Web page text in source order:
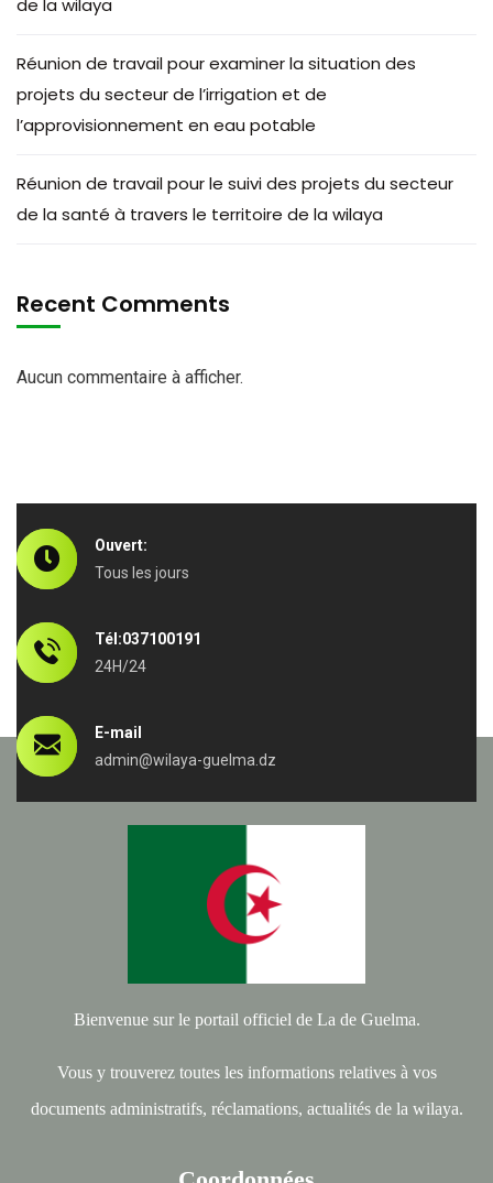
Réunion de travail pour examiner la situation des
projets du secteur de l’irrigation et de
l’approvisionnement en eau potable
Réunion de travail pour le suivi des projets du secteur
de la santé à travers le territoire de la wilaya
Recent Comments
Aucun commentaire à afficher.
Ouvert:
Tous les jours
Tél:037100191
24H/24
E-mail
admin@wilaya-guelma.dz
Bienvenue sur le portail officiel de La de Guelma.
Vous y trouverez toutes les informations relatives à vos
documents administratifs, réclamations, actualités de la wilaya.